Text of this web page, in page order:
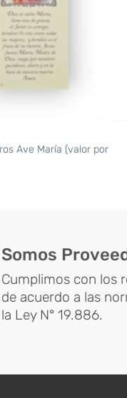
Ave María (valor por
Somos
Cumplimos con los
de acuerdo a las
la Ley N° 19.886.